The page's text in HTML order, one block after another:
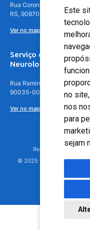
Este
no site,
nos
para
sejam
Rua Coronel Aparício
RS, 90870-016
Ver no mapa
Serviço de
Neurologia
Rua Ramiro Barcelos, 630 –
90035-001
Ver no mapa
Responsável Técnico:
© 2025 - Hospital Moinhos